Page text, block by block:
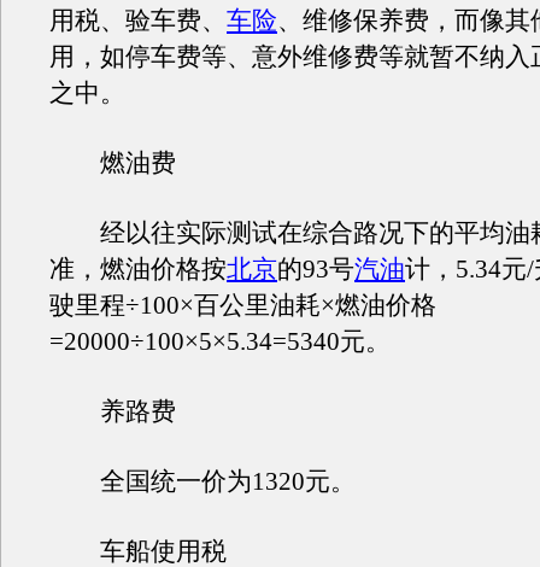
用税、验车费、 车险、维修保养费，而像其
用，如停车费等、意外维修费等就暂不纳入
之中。
燃油费
经以往实际测试在综合路况下的平均油
准，燃油价格按北京的93号汽油计，5.34元
驶里程÷100×百公里油耗×燃油价格
=20000÷100×5×5.34=5340元。
养路费
全国统一价为1320元。
车船使用税